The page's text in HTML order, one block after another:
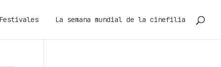
La semana mundial de la cinefilia